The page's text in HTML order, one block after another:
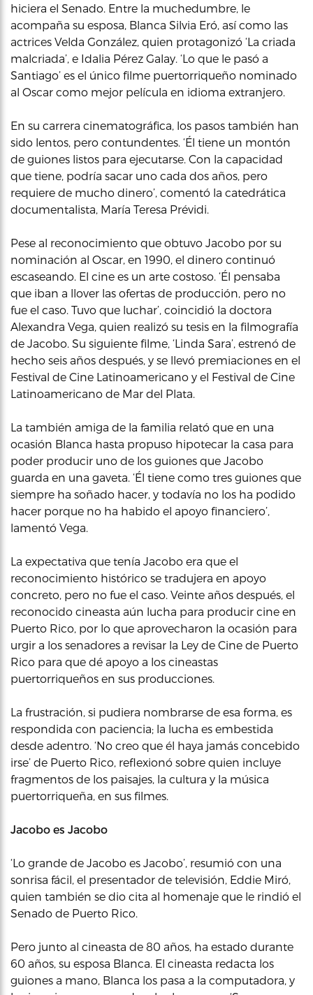
hiciera el Senado. Entre la muchedumbre, le
acompaña su esposa, Blanca Silvia Eró, así como las
actrices Velda González, quien protagonizó ‘La criada
malcriada’, e Idalia Pérez Galay. ‘Lo que le pasó a
Santiago’ es el único filme puertorriqueño nominado
al Oscar como mejor película en idioma extranjero.
En su carrera cinematográfica, los pasos también han
sido lentos, pero contundentes. ‘Él tiene un montón
de guiones listos para ejecutarse. Con la capacidad
que tiene, podría sacar uno cada dos años, pero
requiere de mucho dinero’, comentó la catedrática
documentalista, María Teresa Prévidi.
Pese al reconocimiento que obtuvo Jacobo por su
nominación al Oscar, en 1990, el dinero continuó
escaseando. El cine es un arte costoso. ‘Él pensaba
que iban a llover las ofertas de producción, pero no
fue el caso. Tuvo que luchar’, coincidió la doctora
Alexandra Vega, quien realizó su tesis en la filmografía
de Jacobo. Su siguiente filme, ‘Linda Sara’, estrenó de
hecho seis años después, y se llevó premiaciones en el
Festival de Cine Latinoamericano y el Festival de Cine
Latinoamericano de Mar del Plata.
La también amiga de la familia relató que en una
ocasión Blanca hasta propuso hipotecar la casa para
poder producir uno de los guiones que Jacobo
guarda en una gaveta. ‘Él tiene como tres guiones que
siempre ha soñado hacer, y todavía no los ha podido
hacer porque no ha habido el apoyo financiero’,
lamentó Vega.
La expectativa que tenía Jacobo era que el
reconocimiento histórico se tradujera en apoyo
concreto, pero no fue el caso. Veinte años después, el
reconocido cineasta aún lucha para producir cine en
Puerto Rico, por lo que aprovecharon la ocasión para
urgir a los senadores a revisar la Ley de Cine de Puerto
Rico para que dé apoyo a los cineastas
puertorriqueños en sus producciones.
La frustración, si pudiera nombrarse de esa forma, es
respondida con paciencia; la lucha es embestida
desde adentro. ‘No creo que él haya jamás concebido
irse’ de Puerto Rico, reflexionó sobre quien incluye
fragmentos de los paisajes, la cultura y la música
puertorriqueña, en sus filmes.
Jacobo es Jacobo
‘Lo grande de Jacobo es Jacobo’, resumió con una
sonrisa fácil, el presentador de televisión, Eddie Miró,
quien también se dio cita al homenaje que le rindió el
Senado de Puerto Rico.
Pero junto al cineasta de 80 años, ha estado durante
60 años, su esposa Blanca. El cineasta redacta los
guiones a mano, Blanca los pasa a la computadora, y